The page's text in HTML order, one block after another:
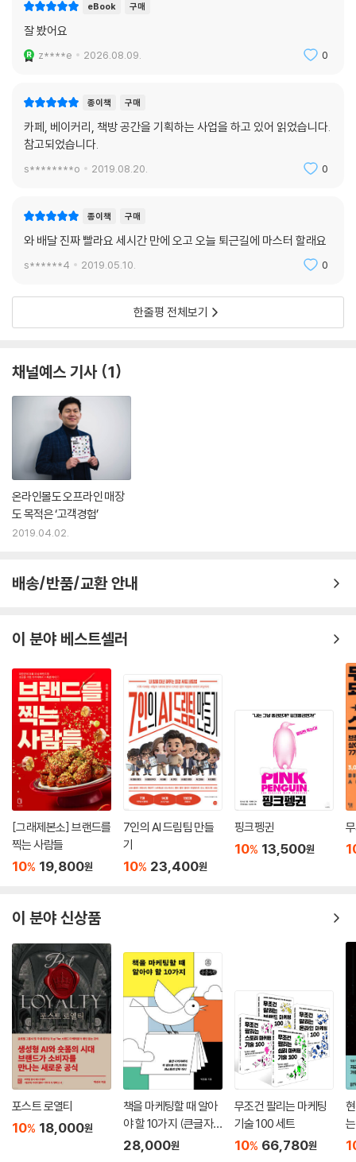
eBook 구매
잘 봤어요
z****e 2026.08.09. 0
종이책 구매
카페, 베이커리, 책방 공간을 기획하는 사업을 하고 있어 읽었습니다.
참고되었습니다.
s********o 2019.08.20. 0
종이책 구매
와 배달 진짜 빨라요 세시간 만에 오고 오늘 퇴근길에 마스터 할래요
s******4 2019.05.10. 0
한줄평 전체보기
채널예스 기사 1
온라인몰도 오프라인 매장
도 목적은 ‘고객경험’
2019.04.02.
배송/반품/교환 안내
이 분야 베스트셀러
[그래제본소] 브랜드를
찍는 사람들
10% 19,800원
7인의 AI 드림팀 만들
기
10% 23,400원
핑크펭귄
10% 13,500원
이 분야 신상품
포스트 로열티
10% 18,000원
책을 마케팅할 때 알아
야 할 10가지 (큰글자
책)
28,000원
무조건 팔리는 마케팅
기술 100 세트
10% 66,780원